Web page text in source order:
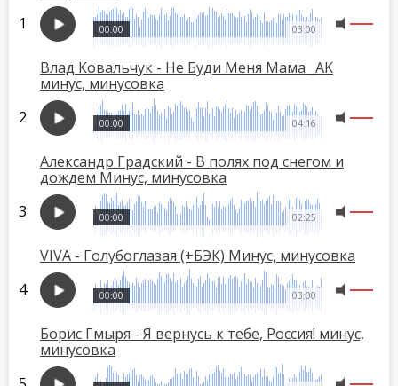
03:00
00:00
Влад Ковальчук - Не Буди Меня Мама _AK
минус, минусовка
04:16
00:00
Александр Градский - В полях под снегом и
дождем Минус, минусовка
02:25
00:00
VIVA - Голубоглазая (+БЭК) Минус, минусовка
03:00
00:00
Борис Гмыря - Я вернусь к тебе, Россия! минус,
минусовка